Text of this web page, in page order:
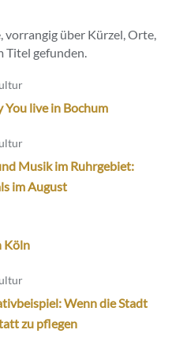
vorrangig über Kürzel, Orte,
Titel gefunden.
live in Bochum
Musik im Ruhrgebiet:
im August
Köln
Wenn die Stadt
zu pflegen